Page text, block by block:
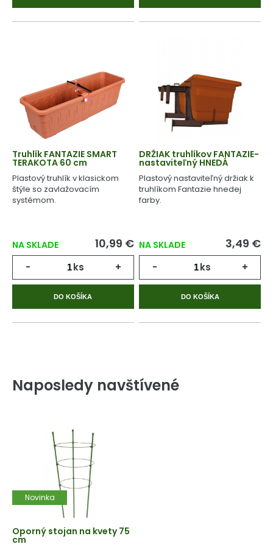
Truhlík FANTAZIE SMART
TERAKOTA 60 cm
Plastový truhlík v klasickom
štýle so zavlažovacím
systémom.
NA SKLADE 10,99 €
- ks +
DO KOŠÍKA
DRŽIAK truhlíkov FANTAZIE-
nastaviteľný HNEDÁ
Plastový nastaviteľný držiak k
truhlíkom Fantazie hnedej
farby.
NA SKLADE 3,49 €
- ks +
DO KOŠÍKA
Naposledy navštívené
Novinka
Oporný stojan na kvety 75
cm